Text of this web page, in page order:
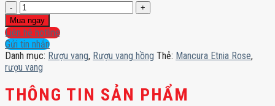
Mancura
Etnia
Rose
số
lượng
Mua ngay
Liên hệ hotline
Gửi tin nhắn
Danh mục: Rượu vang, Rượu vang hồng Thẻ: Mancura Etnia Rose,
rượu vang
THÔNG TIN SẢN PHẨM